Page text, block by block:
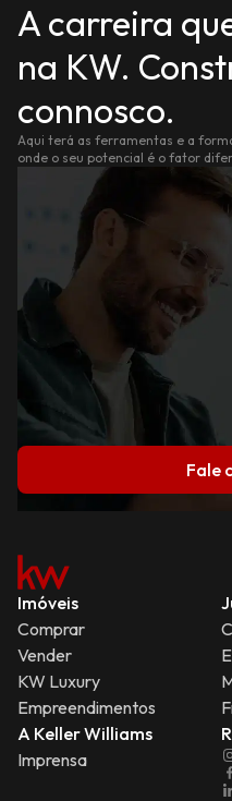
A carreira
na KW.
connosco.
Aqui terá as ferramentas e a
onde o seu potencial é o fator
Fale
Imóveis
Comprar
Vender
KW Luxury
Empreendimentos
A Keller Williams
Imprensa